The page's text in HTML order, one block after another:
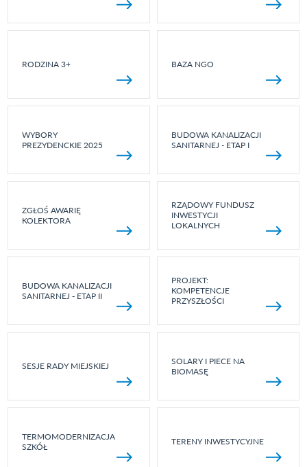
RODZINA 3+ BAZA NGO
WYBORY
PREZYDENCKIE 2025
BUDOWA KANALIZACJI
SANITARNEJ - ETAP I
ZGŁOŚ AWARIĘ
KOLEKTORA
RZĄDOWY FUNDUSZ
INWESTYCJI
LOKALNYCH
BUDOWA KANALIZACJI
SANITARNEJ - ETAP II
PROJEKT:
KOMPETENCJE
PRZYSZŁOŚCI
SESJE RADY MIEJSKIEJ
SOLARY I PIECE NA
BIOMASĘ
TERMOMODERNIZACJA
SZKÓŁ
TERENY INWESTYCYJNE